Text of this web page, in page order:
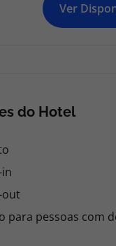
Ver
do Hotel
out
para pessoas com